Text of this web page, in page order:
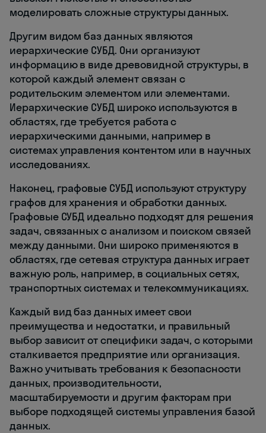
моделировать сложные структуры данных.
Другим видом баз данных являются
иерархические СУБД. Они организуют
информацию в виде древовидной структуры, в
которой каждый элемент связан с
родительским элементом или элементами.
Иерархические СУБД широко используются в
областях, где требуется работа с
иерархическими данными, например в
системах управления контентом или в научных
исследованиях.
Наконец, графовые СУБД используют структуру
графов для хранения и обработки данных.
Графовые СУБД идеально подходят для решения
задач, связанных с анализом и поиском связей
между данными. Они широко применяются в
областях, где сетевая структура данных играет
важную роль, например, в социальных сетях,
транспортных системах и телекоммуникациях.
Каждый вид баз данных имеет свои
преимущества и недостатки, и правильный
выбор зависит от специфики задач, с которыми
сталкивается предприятие или организация.
Важно учитывать требования к безопасности
данных, производительности,
масштабируемости и другим факторам при
выборе подходящей системы управления базой
данных.